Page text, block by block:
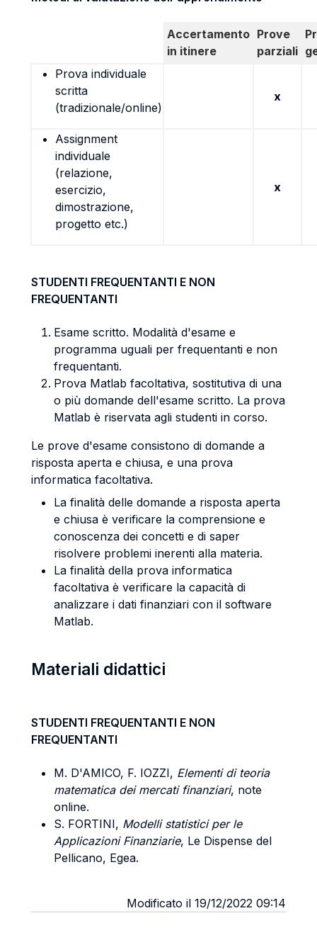
Accertamento
in itinere
Prove
parziali
Prova individuale
scritta
(tradizionale/online)
x
Assignment
individuale
(relazione,
esercizio,
dimostrazione,
progetto etc.)
x
STUDENTI FREQUENTANTI E NON
FREQUENTANTI
Esame scritto. Modalità d'esame e
programma uguali per frequentanti e non
frequentanti.
Prova Matlab facoltativa, sostitutiva di una
o più domande dell'esame scritto. La prova
Matlab è riservata agli studenti in corso.
Le prove d'esame consistono di domande a
risposta aperta e chiusa, e una prova
informatica facoltativa.
La finalità delle domande a risposta aperta
e chiusa è verificare la comprensione e
conoscenza dei concetti e di saper
risolvere problemi inerenti alla materia.
La finalità della prova informatica
facoltativa è verificare la capacità di
analizzare i dati finanziari con il software
Matlab.
Materiali didattici
STUDENTI FREQUENTANTI E NON
FREQUENTANTI
M. D'AMICO, F. IOZZI, Elementi di teoria
matematica dei mercati finanziari, note
online.
S. FORTINI, Modelli statistici per le
Applicazioni Finanziarie, Le Dispense del
Pellicano, Egea.
Modificato il 19/12/2022 09:14